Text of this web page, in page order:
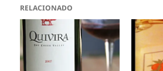
RELACIONADO